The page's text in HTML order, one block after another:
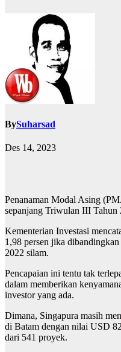
BySuharsad
Des 14, 2023
Penanaman Modal Asing
sepanjang Triwulan III Tahun
Kementerian Investasi
1,98 persen jika
2022 silam.
Pencapaian ini tentu tak
dalam memberikan
investor yang ada.
Dimana, Singapura masih
di Batam dengan nilai USD
dari 541 proyek.